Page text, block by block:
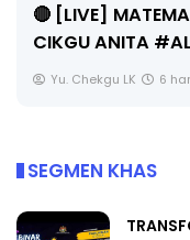
🔴 [LIVE]
CIKGU ANITA
Yu. Chekgu LK 6
SEGMEN KHAS